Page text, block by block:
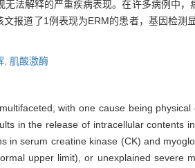
法解释的严重疾病表现。在许多病例中
报道了1例表现为ERM的患者，基因检测
, 肌酸激酶
with one cause being
in the release of intracellular contents
in serum creatine kinase (CK) and
upper limit), or unexplained severe